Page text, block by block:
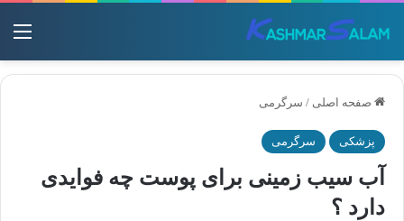
صفحه اصلی / سرگرمی
پزشکی سرگرمی
آب سیب زمینی برای پوست چه فوایدی
دارد ؟